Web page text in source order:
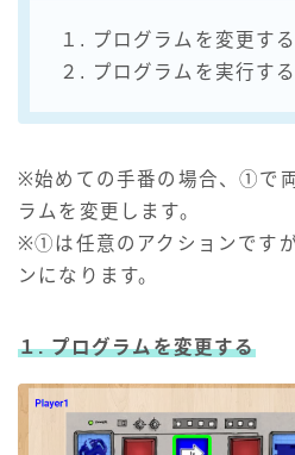
１. プログラムを変更する
２. プログラムを実行する
※始めての手番の場合、①で
ラムを変更します。
※①は任意のアクションです
ンになります。
１. プログラムを変更する